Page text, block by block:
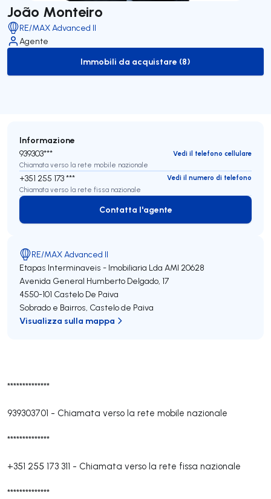
João Monteiro
RE/MAX Advanced II
Agente
to-buy-listing
Immobili da acquistare (8)
**************
939303701 - Chiamata verso la rete mobile nazionale
**************
+351 255 173 311 - Chiamata verso la rete fissa nazionale
**************
Informazione
939303***
Vedi il telefono cellulare
Chiamata verso la rete mobile nazionale
+351 255 173 ***
Vedi il numero di telefono
Chiamata verso la rete fissa nazionale
Contatta l'agente
Contatta l'agente
RE/MAX Advanced II
Etapas Interminaveis - Imobiliaria Lda AMI 20628
Avenida General Humberto Delgado, 17
4550-101 Castelo De Paiva
Sobrado e Bairros, Castelo de Paiva
Visualizza sulla mappa